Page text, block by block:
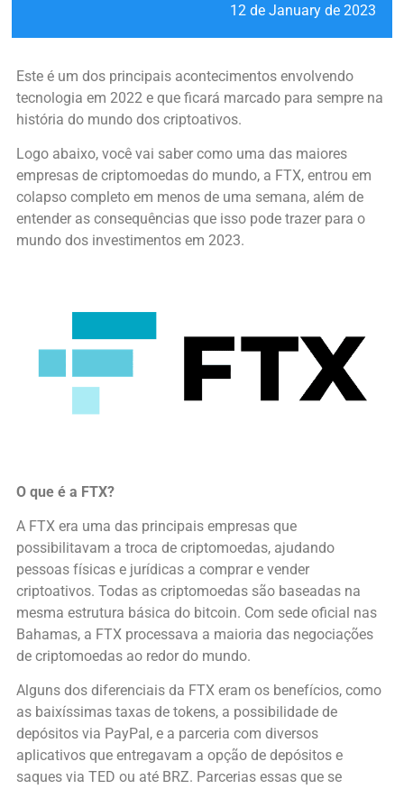
12 de January de 2023
Este é um dos principais acontecimentos envolvendo
tecnologia em 2022 e que ficará marcado para sempre na
história do mundo dos criptoativos.
Logo abaixo, você vai saber como uma das maiores
empresas de criptomoedas do mundo, a FTX, entrou em
colapso completo em menos de uma semana, além de
entender as consequências que isso pode trazer para o
mundo dos investimentos em 2023.
O que é a FTX?
A FTX era uma das principais empresas que
possibilitavam a troca de criptomoedas, ajudando
pessoas físicas e jurídicas a comprar e vender
criptoativos. Todas as criptomoedas são baseadas na
mesma estrutura básica do bitcoin. Com sede oficial nas
Bahamas, a FTX processava a maioria das negociações
de criptomoedas ao redor do mundo.
Alguns dos diferenciais da FTX eram os benefícios, como
as baixíssimas taxas de tokens, a possibilidade de
depósitos via PayPal, e a parceria com diversos
aplicativos que entregavam a opção de depósitos e
saques via TED ou até BRZ. Parcerias essas que se